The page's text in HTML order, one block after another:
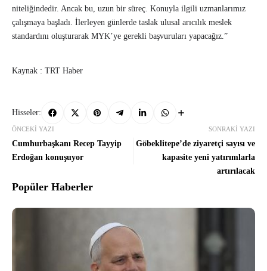
niteliğindedir. Ancak bu, uzun bir süreç. Konuyla ilgili uzmanlarımız
çalışmaya başladı. İlerleyen günlerde taslak ulusal arıcılık meslek
standardını oluşturarak MYK’ye gerekli başvuruları yapacağız.”
Kaynak : TRT Haber
Hisseler:
ÖNCEKI YAZI
Cumhurbaşkanı Recep Tayyip
Erdoğan konuşuyor
SONRAKI YAZI
Göbeklitepe’de ziyaretçi sayısı ve
kapasite yeni yatırımlarla
artırılacak
Popüler Haberler